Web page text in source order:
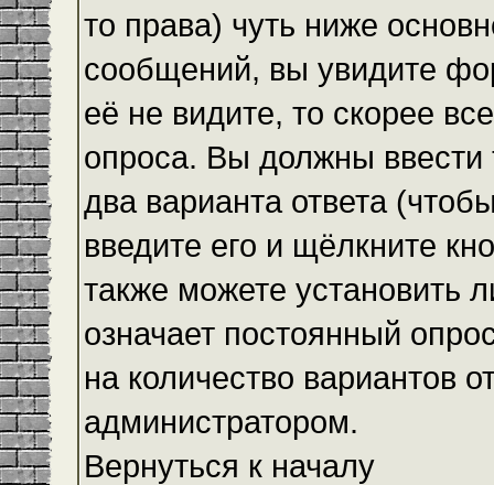
то права) чуть ниже
сообщений, вы увидите
её не видите, то скорее
опроса. Вы должны
два варианта ответа
введите его и щёлкните
также можете установить
означает постоянный
на количество вариантов
администратором.
Вернуться к началу